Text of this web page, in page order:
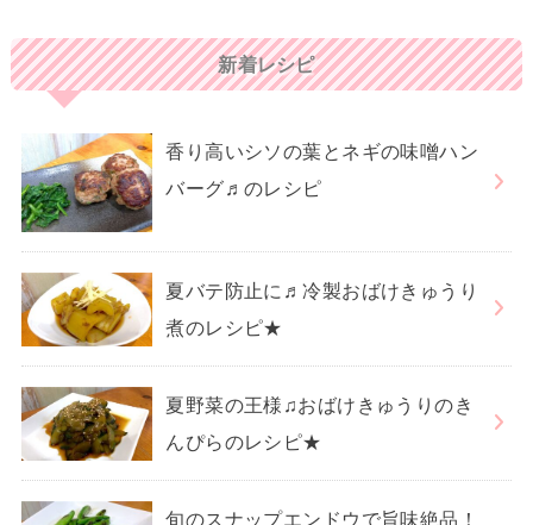
新着レシピ
香り高いシソの葉とネギの味噌ハン
バーグ♬のレシピ
夏バテ防止に♬冷製おばけきゅうり
煮のレシピ★
夏野菜の王様♫おばけきゅうりのき
んぴらのレシピ★
旬のスナップエンドウで旨味絶品！